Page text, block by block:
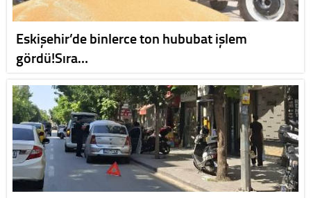
Eskişehir’de binlerce ton hububat işlem
gördü!Sıra…